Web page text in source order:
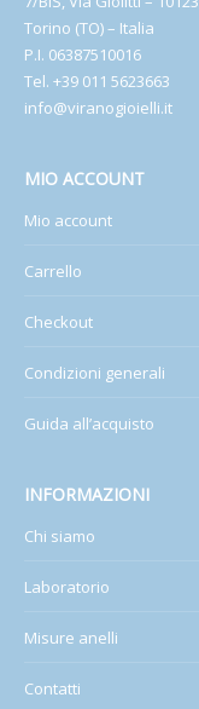
Torino (TO) – Italia
P.I. 06387510016
Tel. +39 011 5623663
info@viranogioielli.it
MIO ACCOUNT
Mio account
Carrello
Checkout
Condizioni generali
Guida all’acquisto
INFORMAZIONI
Chi siamo
Laboratorio
Misure anelli
Contatti